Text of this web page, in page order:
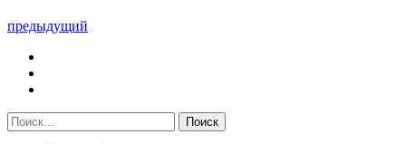
предыдущий